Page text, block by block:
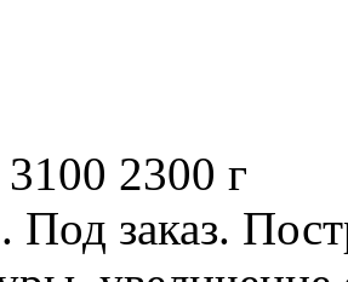
2300 г
Под заказ.